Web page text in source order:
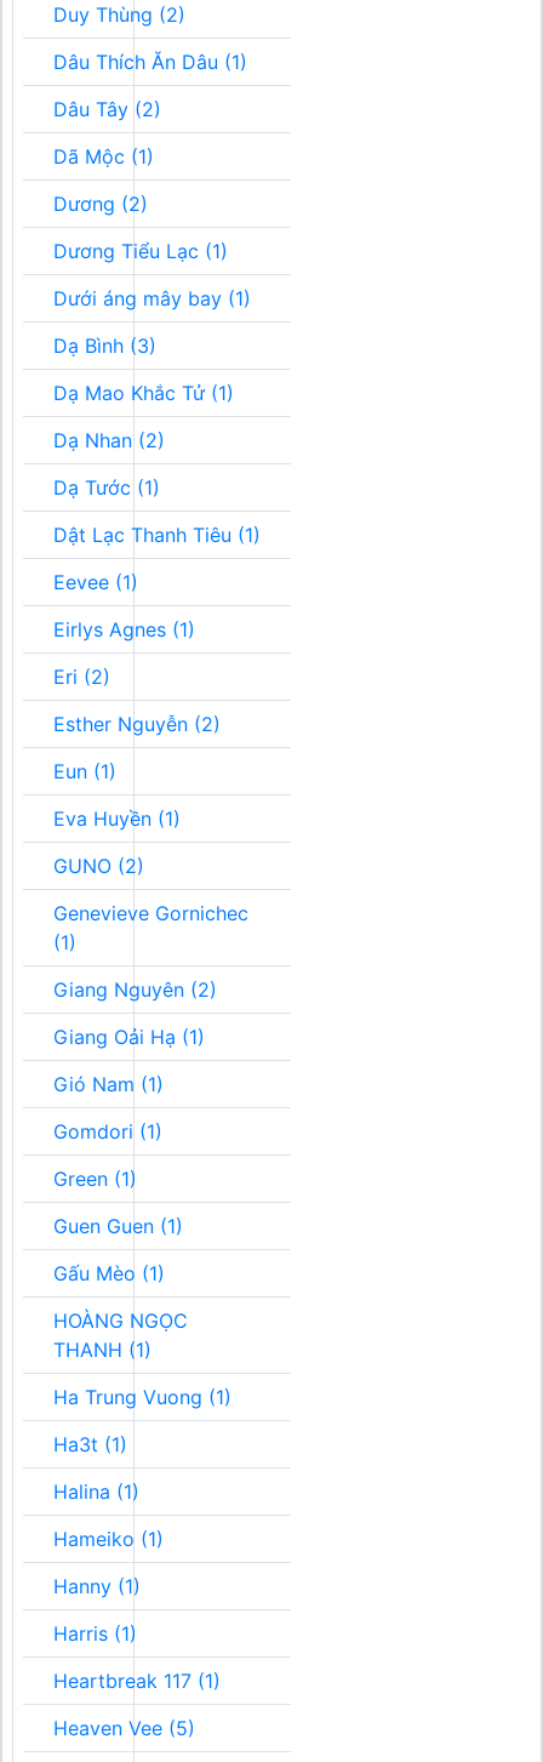
Duy Thùng (2)
Dâu Thích Ăn Dâu (1)
Dâu Tây (2)
Dã Mộc (1)
Dương (2)
Dương Tiểu Lạc (1)
Dưới áng mây bay (1)
Dạ Bình (3)
Dạ Mao Khắc Tử (1)
Dạ Nhan (2)
Dạ Tước (1)
Dật Lạc Thanh Tiêu (1)
Eevee (1)
Eirlys Agnes (1)
Eri (2)
Esther Nguyễn (2)
Eun (1)
Eva Huyền (1)
GUNO (2)
Genevieve Gornichec
(1)
Giang Nguyên (2)
Giang Oải Hạ (1)
Gió Nam (1)
Gomdori (1)
Green (1)
Guen Guen (1)
Gấu Mèo (1)
HOÀNG NGỌC
THANH (1)
Ha Trung Vuong (1)
Ha3t (1)
Halina (1)
Hameiko (1)
Hanny (1)
Harris (1)
Heartbreak 117 (1)
Heaven Vee (5)